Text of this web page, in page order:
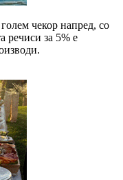
чекор напред, со
речиси за 5% е